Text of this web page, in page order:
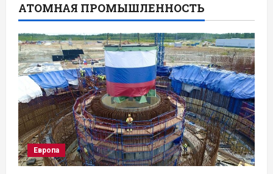
АТОМНАЯ ПРОМЫШЛЕННОСТЬ
Европа